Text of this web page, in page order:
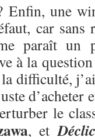
une
car sans
paraît un
à la
difficulté,
d’acheter
le
, et